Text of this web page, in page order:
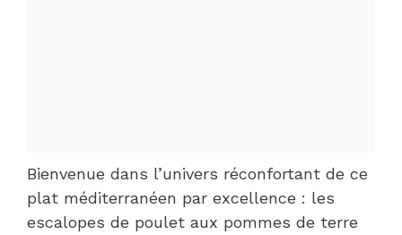
Bienvenue dans l’univers réconfortant de ce
plat méditerranéen par excellence : les
escalopes de poulet aux pommes de terre